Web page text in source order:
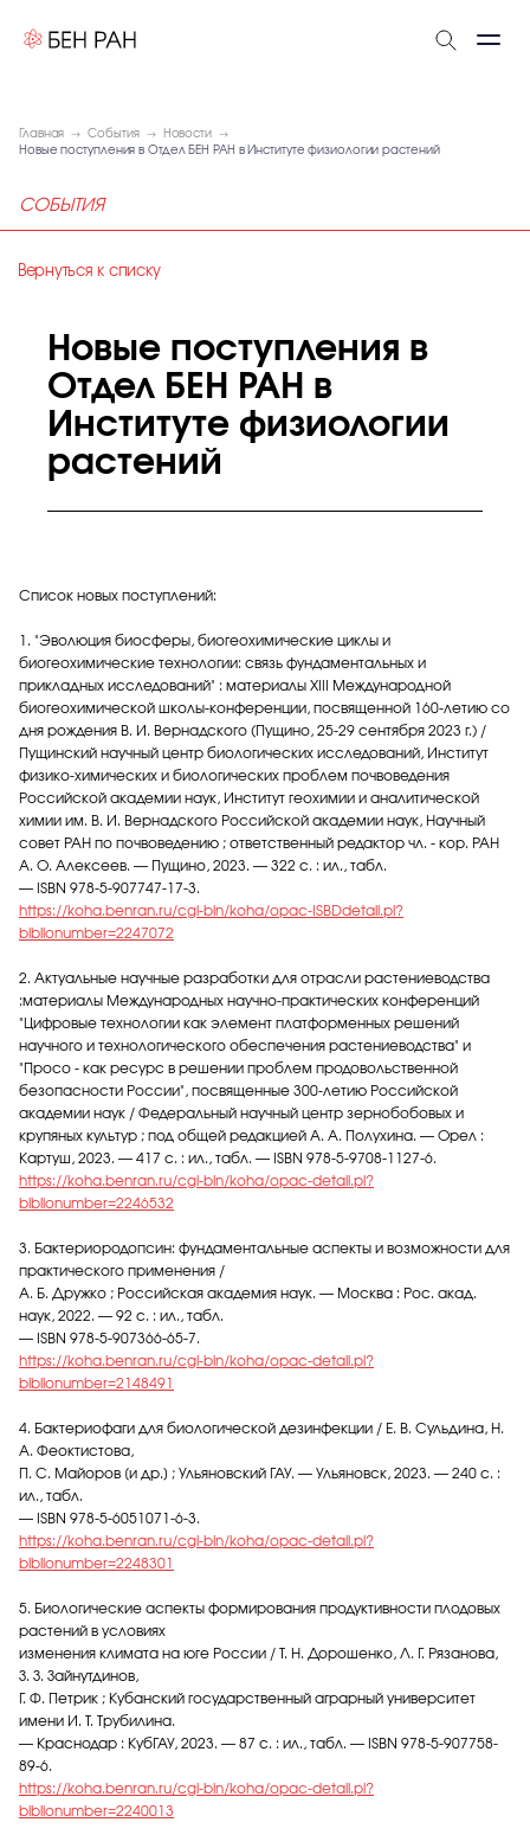
Главная События
Новости
Новые поступления в Отдел БЕН РАН в Институте физиологии растений
СОБЫТИЯ
Вернуться к списку
Новые поступления в
Отдел БЕН РАН в
Институте физиологии
растений
Список новых поступлений:
1. "Эволюция биосферы, биогеохимические циклы и
биогеохимические технологии: связь фундаментальных и
прикладных исследований" : материалы XIII Международной
биогеохимической школы-конференции, посвященной 160-летию со
дня рождения В. И. Вернадского (Пущино, 25-29 сентября 2023 г.) /
Пущинский научный центр биологических исследований, Институт
физико-химических и биологических проблем почвоведения
Российской академии наук, Институт геохимии и аналитической
химии им. В. И. Вернадского Российской академии наук, Научный
совет РАН по почвоведению ; ответственный редактор чл. - кор. РАН
А. О. Алексеев. — Пущино, 2023. — 322 с. : ил., табл.
— ISBN 978-5-907747-17-3.
https://koha.benran.ru/cgi-bin/koha/opac-ISBDdetail.pl?
biblionumber=2247072
2. Актуальные научные разработки для отрасли растениеводства
:материалы Международных научно-практических конференций
"Цифровые технологии как элемент платформенных решений
научного и технологического обеспечения растениеводства" и
"Просо - как ресурс в решении проблем продовольственной
безопасности России", посвященные 300-летию Российской
академии наук / Федеральный научный центр зернобобовых и
крупяных культур ; под общей редакцией А. А. Полухина. — Орел :
Картуш, 2023. — 417 с. : ил., табл. — ISBN 978-5-9708-1127-6.
https://koha.benran.ru/cgi-bin/koha/opac-detail.pl?
biblionumber=2246532
3. Бактериородопсин: фундаментальные аспекты и возможности для
практического применения /
А. Б. Дружко ; Российская академия наук. — Москва : Рос. акад.
наук, 2022. — 92 с. : ил., табл.
— ISBN 978-5-907366-65-7.
https://koha.benran.ru/cgi-bin/koha/opac-detail.pl?
biblionumber=2148491
4. Бактериофаги для биологической дезинфекции / Е. В. Сульдина, Н.
А. Феоктистова,
П. С. Майоров [и др.] ; Ульяновский ГАУ. — Ульяновск, 2023. — 240 с. :
ил., табл.
— ISBN 978-5-6051071-6-3.
https://koha.benran.ru/cgi-bin/koha/opac-detail.pl?
biblionumber=2248301
5. Биологические аспекты формирования продуктивности плодовых
растений в условиях
изменения климата на юге России / Т. Н. Дорошенко, Л. Г. Рязанова,
З. З. Зайнутдинов,
Г. Ф. Петрик ; Кубанский государственный аграрный университет
имени И. Т. Трубилина.
— Краснодар : КубГАУ, 2023. — 87 с. : ил., табл. — ISBN 978-5-907758-
89-6.
https://koha.benran.ru/cgi-bin/koha/opac-detail.pl?
biblionumber=2240013